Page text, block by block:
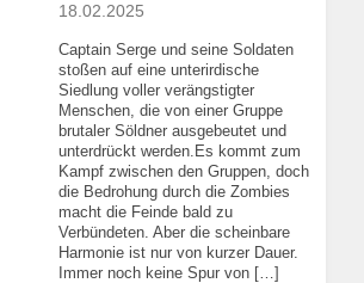
18.02.2025
Captain Serge und seine Soldaten
stoßen auf eine unterirdische
Siedlung voller verängstigter
Menschen, die von einer Gruppe
brutaler Söldner ausgebeutet und
unterdrückt werden.Es kommt zum
Kampf zwischen den Gruppen, doch
die Bedrohung durch die Zombies
macht die Feinde bald zu
Verbündeten. Aber die scheinbare
Harmonie ist nur von kurzer Dauer.
Immer noch keine Spur von […]